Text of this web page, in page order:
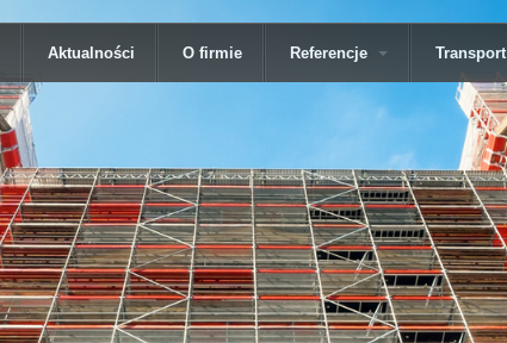
treści
Aktualności O firmie Referencje Transport